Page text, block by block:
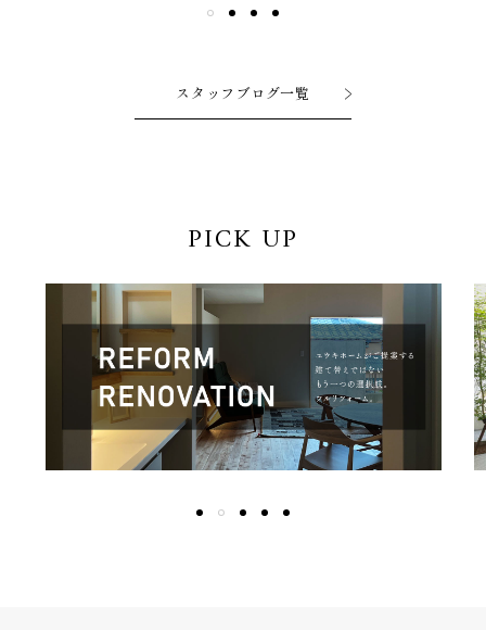
スタッフブログ一覧
PICK UP